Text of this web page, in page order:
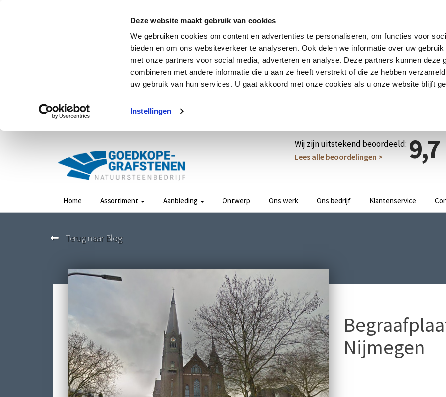
Deze website maakt gebruik van cookies
We gebruiken cookies om content en advertenties te personaliseren, om functies voor
bieden en om ons websiteverkeer te analyseren. Ook delen we informatie over uw
met onze partners voor social media, adverteren en analyse. Deze partners kunnen deze
combineren met andere informatie die u aan ze heeft verstrekt of die ze hebben
uw gebruik van hun services. U gaat akkoord met onze cookies als u onze website blijft
Instellingen
Wij zijn uitstekend beoordeeld: 9,7
Lees alle beoordelingen >
Home Assortiment Aanbieding Ontwerp Ons werk Ons bedrijf Klantenservice
Terug naar Blog
Nijmegen